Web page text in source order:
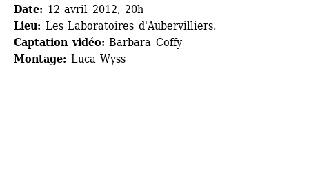
Date: 12 avril 2012, 20h
Lieu: Les Laboratoires d'Aubervilliers.
Captation vidéo: Barbara Coffy
Montage: Luca Wyss